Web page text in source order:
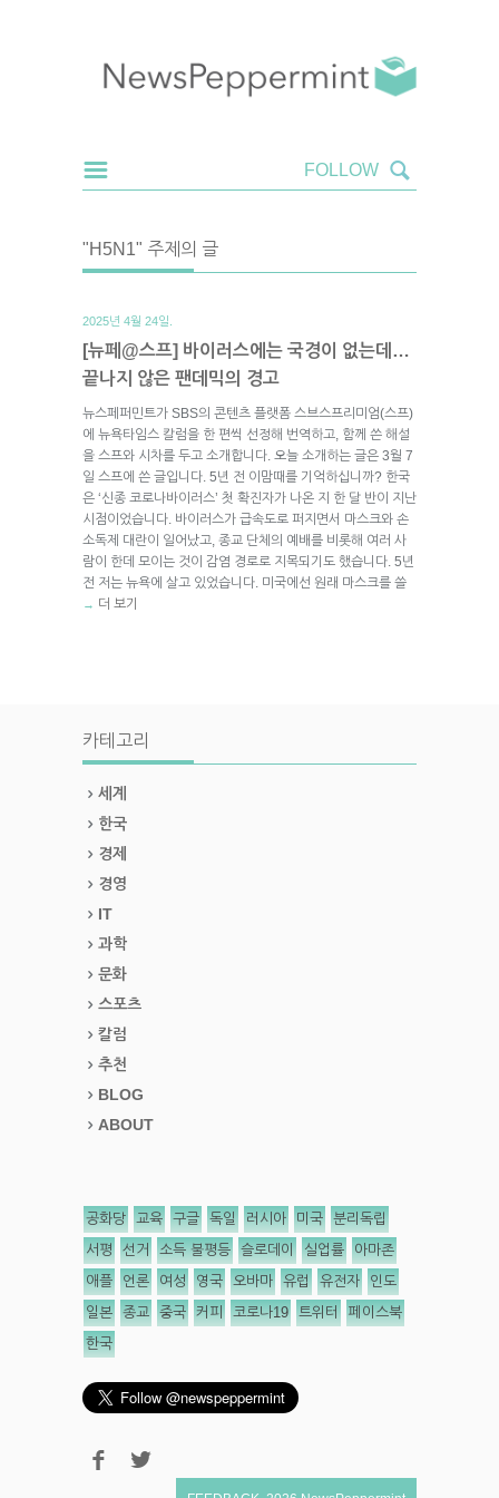
"H5N1" 주제의 글
2025년 4월 24일.
[뉴페@스프] 바이러스에는 국경이 없는데…
끝나지 않은 팬데믹의 경고
뉴스페퍼민트가 SBS의 콘텐츠 플랫폼 스브스프리미엄(스프)
에 뉴욕타임스 칼럼을 한 편씩 선정해 번역하고, 함께 쓴 해설
을 스프와 시차를 두고 소개합니다. 오늘 소개하는 글은 3월 7
일 스프에 쓴 글입니다. 5년 전 이맘때를 기억하십니까? 한국
은 ‘신종 코로나바이러스’ 첫 확진자가 나온 지 한 달 반이 지난
시점이었습니다. 바이러스가 급속도로 퍼지면서 마스크와 손
소독제 대란이 일어났고, 종교 단체의 예배를 비롯해 여러 사
람이 한데 모이는 것이 감염 경로로 지목되기도 했습니다. 5년
전 저는 뉴욕에 살고 있었습니다. 미국에선 원래 마스크를 쓸
→ 더 보기
카테고리
세계
한국
경제
경영
IT
과학
문화
스포츠
칼럼
추천
BLOG
ABOUT
공화당 교육 구글 독일 러시아 미국 분리독립
서평 선거 소득 불평등 슬로데이 실업률 아마존
애플 언론 여성 영국 오바마 유럽 유전자 인도
일본 종교 중국 커피 코로나19 트위터 페이스북
한국